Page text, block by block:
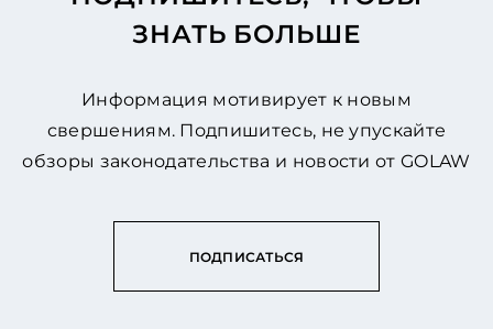
ЗНАТЬ БОЛЬШЕ
Информация мотивирует к новым
свершениям. Подпишитесь, не упускайте
обзоры законодательства и новости от GOLAW
ПОДПИСАТЬСЯ